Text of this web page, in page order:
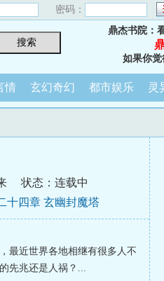
密码：
鼎杰书院：
如果你
情 玄幻奇幻 都市娱乐 灵
状态：连载中
十四章 玄幽封魔塔
最近世界各地相继有很多人不
先兆还是人祸？...